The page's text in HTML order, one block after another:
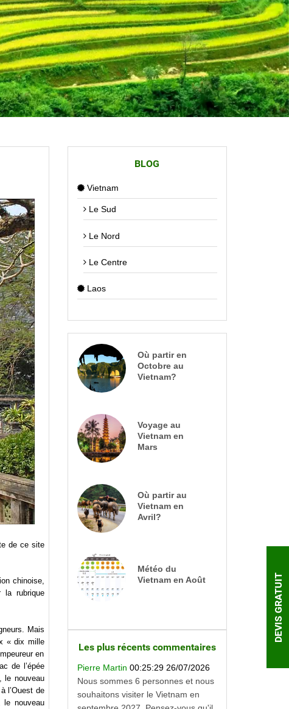
de ce site
chinoise,
rubrique
Mais
« dix mille
en
de l’épée
le nouveau
l’Ouest de
le nouveau
BLOG
Vietnam
Le Sud
Le Nord
Le Centre
Laos
Où partir en
Octobre au
Vietnam?
Voyage au
Vietnam en
Mars
Où partir au
Vietnam en
Avril?
Météo du
Vietnam en Août
Les plus récents commentaires
Pierre Martin 00:25:29 26/07/2026
Nous sommes 6 personnes et nous
souhaitons visiter le Vietnam en
DEVIS GRATUIT